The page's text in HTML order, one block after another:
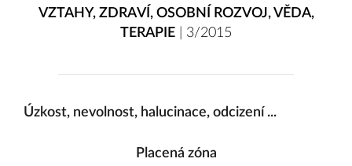
VZTAHY, ZDRAVÍ , OSOBNÍ ROZVOJ,VĚDA,
TERAPIE
3/2015
Úzkost, nevolnost, halucinace, odcizení ...
Placená zóna